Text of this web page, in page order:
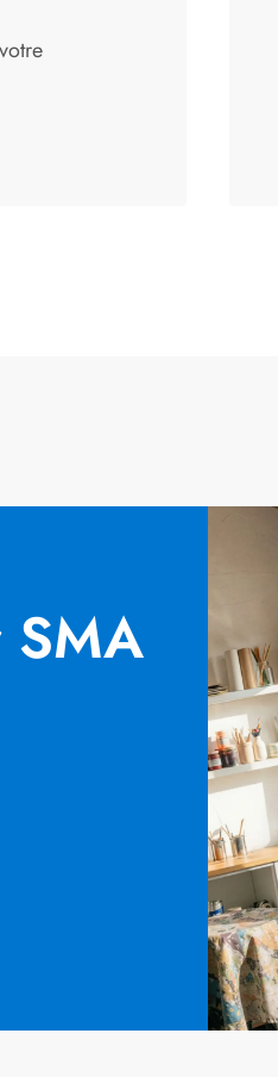
SMA